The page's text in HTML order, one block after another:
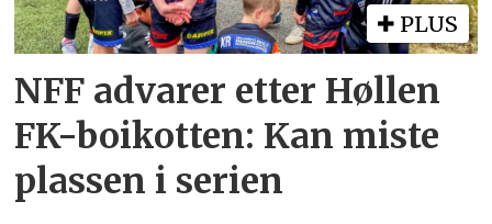
PLUS
NFF advarer etter Høllen
FK-boikotten: Kan miste
plassen i serien